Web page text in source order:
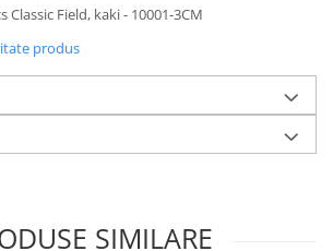
Classic Field, kaki - 10001-3CM
produs
SIMILARE